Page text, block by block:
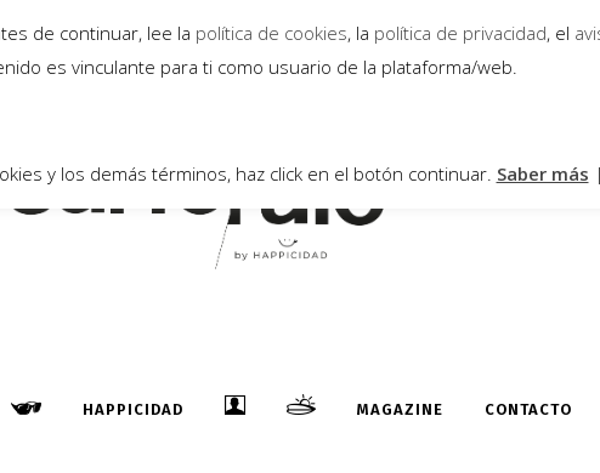
HAPPICIDAD MAGAZINE CONTACTO
de continuar, lee la política de cookies, la política de privacidad, el
es vinculante para ti como usuario de la plataforma/web.
y los demás términos, haz click en el botón continuar. Saber más |